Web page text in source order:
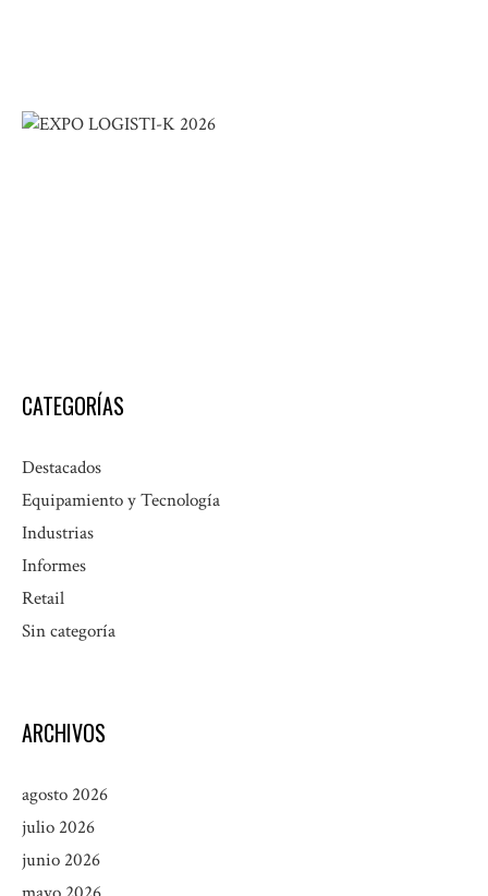
CATEGORÍAS
Destacados
Equipamiento y Tecnología
Industrias
Informes
Retail
Sin categoría
ARCHIVOS
agosto 2026
julio 2026
junio 2026